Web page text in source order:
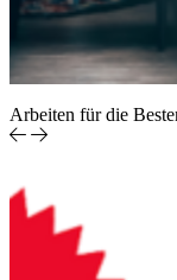
Arbeiten für die